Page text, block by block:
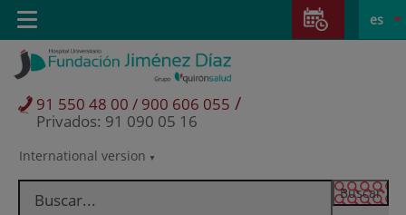
Saltar al contenido
Saltar
contenido
Selector
idioma
activo
es
International version
91 550 48 00 / 900 606 055 /
Privados: 91 090 05 16
Toggle
navigation